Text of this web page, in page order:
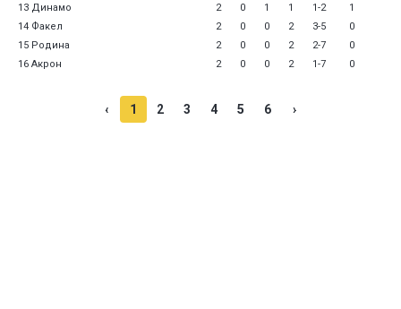
13 Динамо
2 0 1 1 1-2
1
14 Факел
2 0 0 2 3-5
0
15 Родина
2 0 0 2 2-7
0
16 Акрон
2 0 0 2 1-7 0
‹ 1 2 3 4 5 6 ›